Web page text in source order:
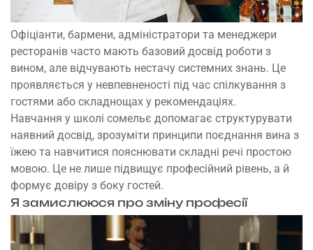
Офіціанти, бармени, адміністратори та менеджери
ресторанів часто мають базовий досвід роботи з
вином, але відчувають нестачу системних знань. Це
проявляється у невпевненості під час спілкування з
гостями або складнощах у рекомендаціях.
Навчання у школі сомельє допомагає структурувати
наявний досвід, зрозуміти принципи поєднання вина з
їжею та навчитися пояснювати складні речі простою
мовою. Це не лише підвищує професійний рівень, а й
формує довіру з боку гостей.
Я замислююся про зміну професії